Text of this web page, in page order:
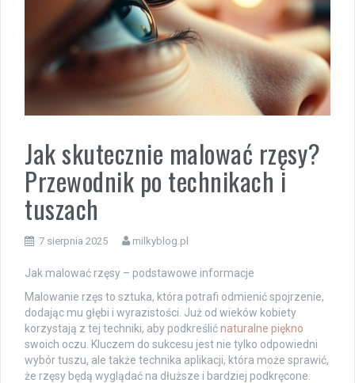
Jak skutecznie malować rzęsy?
Przewodnik po technikach i
tuszach
7 sierpnia 2025 milkyblog.pl
Jak malować rzęsy – podstawowe informacje
Malowanie rzęs to sztuka, która potrafi odmienić spojrzenie,
dodając mu głębi i wyrazistości. Już od wieków kobiety
korzystają z tej techniki, aby podkreślićnaturalne piękno
swoich oczu. Kluczem do sukcesu jest nie tylko odpowiedni
wybór tuszu, ale także technika aplikacji, która może sprawić,
że rzęsy będą wyglądać na dłuższe i bardziej podkręcone.